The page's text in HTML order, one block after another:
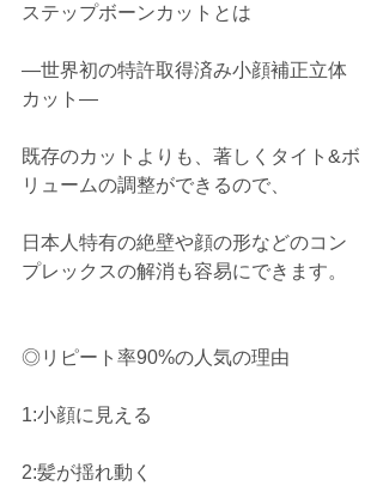
ステップボーンカットとは
―世界初の特許取得済み小顔補正立体
カット―
既存のカットよりも、著しくタイト&ボ
リュームの調整ができるので、
日本人特有の絶壁や顔の形などのコン
プレックスの解消も容易にできます。
◎リピート率90%の人気の理由
1:小顔に見える
2:髪が揺れ動く